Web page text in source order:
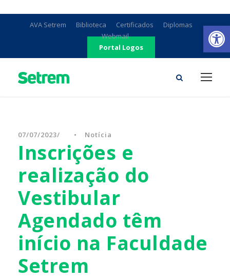
AVA Setrem Biblioteca Certificados
Diplomas
Webmail
Portal Logos
07/07/2023 • Notícia
Inscrições e
realização do
Vestibular
Agendado têm
início na Faculdade
Setrem